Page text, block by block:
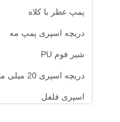
پمپ عطر با کلاه
دریچه اسپری پمپ مه
شیر فوم PU
دریچه اسپری 20 میلی متر
اسپری فلفل